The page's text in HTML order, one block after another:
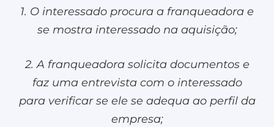
1. O interessado procura a franqueadora e
se mostra interessado na aquisição;
2. A franqueadora solicita documentos e
faz uma entrevista com o interessado
para verificar se ele se adequa ao perfil da
empresa;